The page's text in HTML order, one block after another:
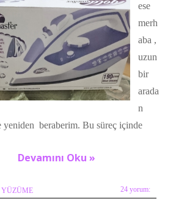
ese
merh
aba ,
uzun
bir
arada
n
yeniden beraberim. Bu süreç içinde
Devamını Oku »
YÜZÜME 24 yorum: